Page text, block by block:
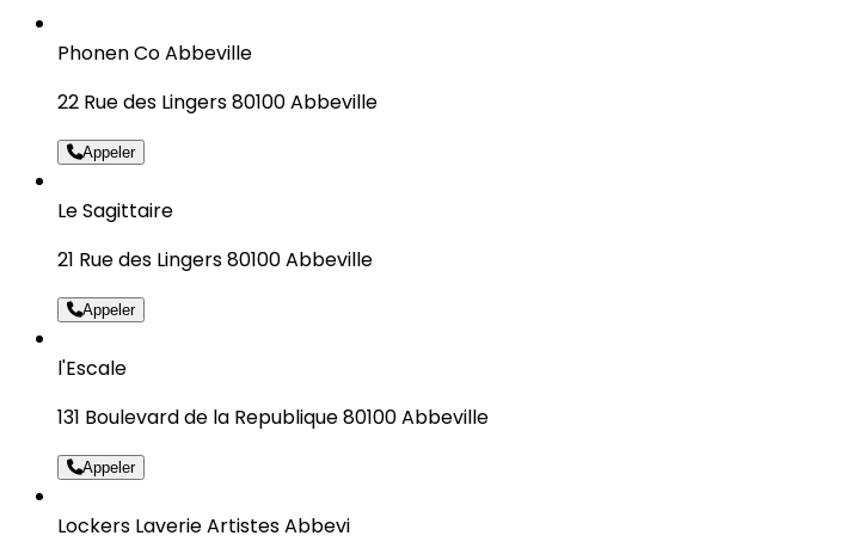
Phonen Co Abbeville
22 Rue des Lingers 80100 Abbeville
Appeler
Le Sagittaire
21 Rue des Lingers 80100 Abbeville
Appeler
l'Escale
131 Boulevard de la Republique 80100 Abbeville
Appeler
Lockers Laverie Artistes Abbevi